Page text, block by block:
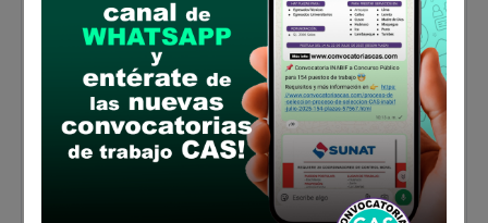
Vacantes:1
Profesiones/Oficios:Título profesional de
Abogado(a)
Experiencia:
Experiencia general de cuatro (04) años en
el sector público y/o privado
Experiencia específica de dos (02) años en
funciones y/o materia de recursos humanos